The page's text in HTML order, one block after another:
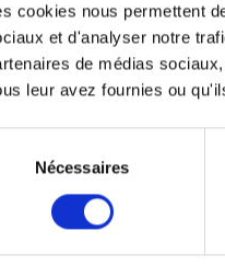
cookies nous permettent
et d'analyser notre
de médias
leur avez fournies ou
Nécessaires